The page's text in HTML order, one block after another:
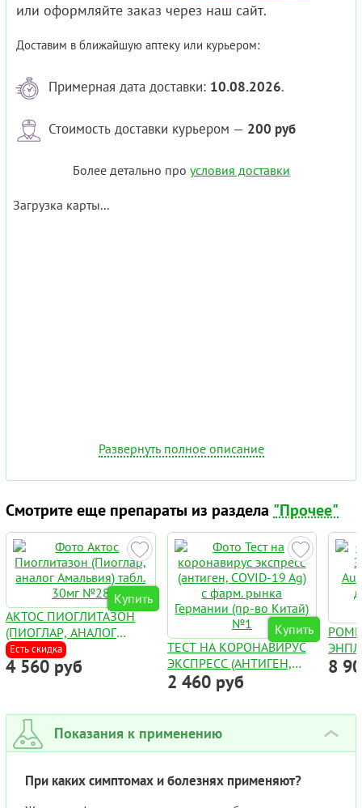
или оформляйте заказ через наш сайт.
Доставим в ближайшую аптеку или курьером:
Примерная дата доставки: 10.08.2026.
Стоимость доставки курьером — 200 руб
Более детально про условия доставки
Загрузка карты...
Развернуть полное описание
Смотрите еще препараты из раздела "Прочее"
Купить
АКТОС ПИОГЛИТАЗОН
(ПИОГЛАР, АНАЛОГ
АМАЛЬВИЯ) ТАБЛ. 30МГ
№28
Есть скидка
4 560 руб
Купить
ТЕСТ НА КОРОНАВИРУС
ЭКСПРЕСС (АНТИГЕН,
COVID-19 AG) С ФАРМ.
РЫНКА ГЕРМАНИИ (ПР-
ВО КИТАЙ) №1
2 460 руб
8
Показания к применению ›
При каких симптомах и болезнях применяют?